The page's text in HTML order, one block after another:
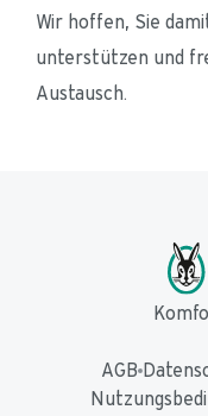
Wir hoffen, Sie
unterstützen und
Austausch.
AGB